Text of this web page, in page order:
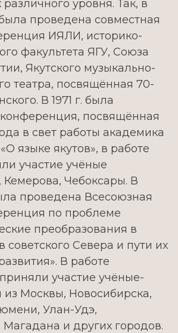
уровня. Так, в
проведена совместная
ИЯЛИ, историко-
факультета ЯГУ, Союза
Якутского музыкально-
театра, посвящённая 70-
В 1971 г. была
посвящённая
в свет работы академика
языке якутов», в работе
участие учёные
Кемерова, Чебоксары. В
проведена Всесоюзная
по проблеме
преобразования в
Севера и пути их
В работе
участие учёные-
Москвы, Новосибирска,
Улан-Удэ,
Магадана и других городов.